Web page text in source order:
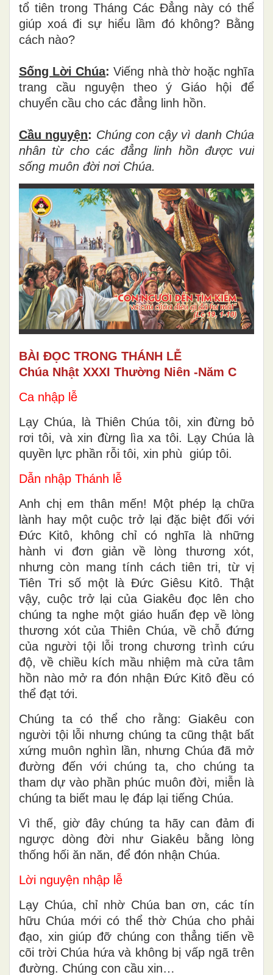
tổ tiên trong Tháng Các Đẳng này có thể
giúp xoá đi sự hiểu lầm đó không? Bằng
cách nào?
Sống Lời Chúa: Viếng nhà thờ hoặc nghĩa
trang cầu nguyện theo ý Giáo hội để
chuyển cầu cho các đẳng linh hồn.
Cầu nguyện: Chúng con cậy vì danh Chúa
nhân từ cho các đẳng linh hồn được vui
sống muôn đời nơi Chúa.
BÀI ĐỌC TRONG THÁNH LỄ
Chúa Nhật XXXI Thường Niên -Năm C
Ca nhập lễ
Lạy Chúa, là Thiên Chúa tôi, xin đừng bỏ
rơi tôi, và xin đừng lìa xa tôi. Lạy Chúa là
quyền lực phần rỗi tôi, xin phù giúp tôi.
Dẫn nhập Thánh lễ
Anh chị em thân mến! Một phép lạ chữa
lành hay một cuộc trở lại đặc biệt đối với
Đức Kitô, không chỉ có nghĩa là những
hành vi đơn giản về lòng thương xót,
nhưng còn mang tính cách tiên tri, từ vị
Tiên Tri số một là Đức Giêsu Kitô. Thật
vậy, cuộc trở lại của Giakêu đọc lên cho
chúng ta nghe một giáo huấn đẹp về lòng
thương xót của Thiên Chúa, về chỗ đứng
của người tội lỗi trong chương trình cứu
độ, về chiều kích mầu nhiệm mà cửa tâm
hồn nào mở ra đón nhận Đức Kitô đều có
thể đạt tới.
Chúng ta có thể cho rằng: Giakêu con
người tội lỗi nhưng chúng ta cũng thật bất
xứng muôn nghìn lần, nhưng Chúa đã mở
đường đến với chúng ta, cho chúng ta
tham dự vào phần phúc muôn đời, miễn là
chúng ta biết mau lẹ đáp lại tiếng Chúa.
Vì thế, giờ đây chúng ta hãy can đảm đi
ngược dòng đời như Giakêu bằng lòng
thống hối ăn năn, để đón nhận Chúa.
Lời nguyện nhập lễ
Lạy Chúa, chỉ nhờ Chúa ban ơn, các tín
hữu Chúa mới có thể thờ Chúa cho phải
đạo, xin giúp đỡ chúng con thẳng tiến về
cõi trời Chúa hứa và không bị vấp ngã trên
đường. Chúng con cầu xin…